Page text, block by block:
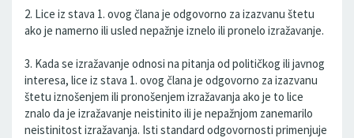
2. Lice iz stava 1. ovog člana je odgovorno za izazvanu štetu
ako je namerno ili usled nepažnje iznelo ili pronelo izražavanje.
3. Kada se izražavanje odnosi na pitanja od političkog ili javnog
interesa, lice iz stava 1. ovog člana je odgovorno za izazvanu
štetu iznošenjem ili pronošenjem izražavanja ako je to lice
znalo da je izražavanje neistinito ili je nepažnjom zanemarilo
neistinitost izražavanja. Isti standard odgovornosti primenjuje